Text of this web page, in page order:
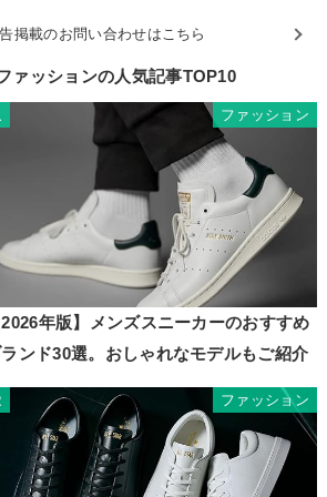
掲載のお問い合わせはこちら
ァッションの人気記事TOP10
ファッション
年版】メンズスニーカーのおすすめ
ンド30選。おしゃれなモデルもご紹介
ファッション